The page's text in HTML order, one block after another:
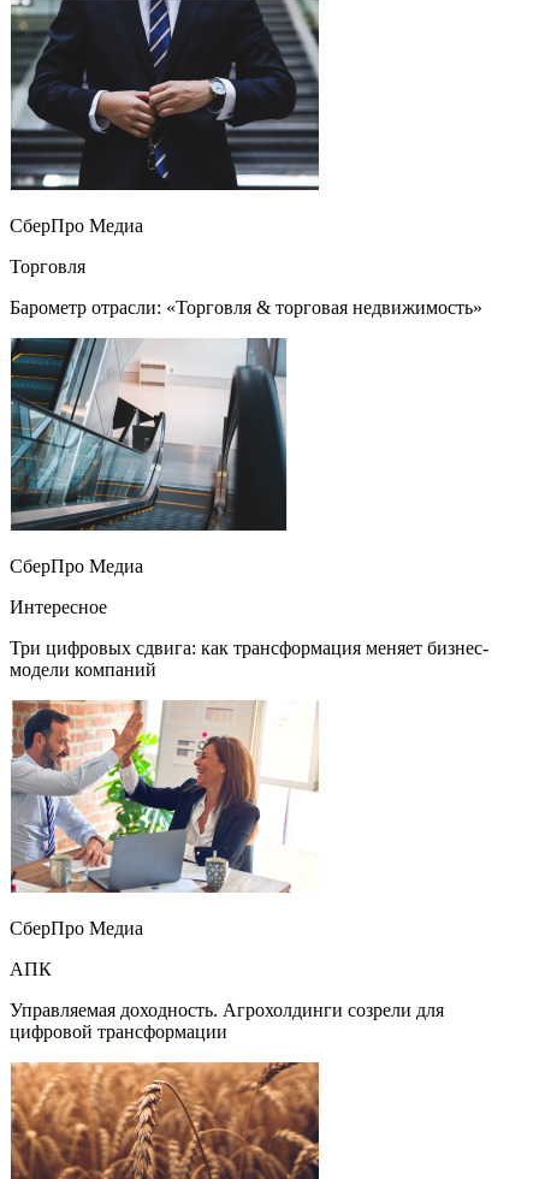
СберПро Медиа
Торговля
Барометр отрасли: «Торговля & торговая недвижимость»
СберПро Медиа
Интересное
Три цифровых сдвига: как трансформация меняет бизнес-
модели компаний
СберПро Медиа
АПК
Управляемая доходность. Агрохолдинги созрели для
цифровой трансформации